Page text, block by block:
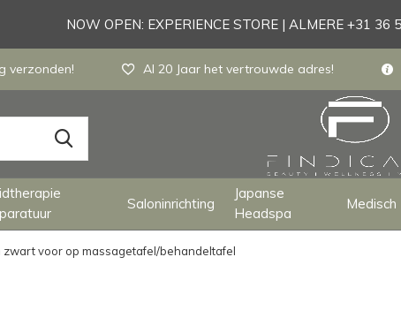
Saloninrichting
Japanse
Headspa
Medisch
verzonden! Al 20 Jaar het vertrouwde adres!
NOW OPEN: EXPERIENCE STORE | ALMERE +31
zwart voor op massagetafel/behandeltafel